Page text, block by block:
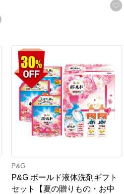
お気に入りに登録する
30F]
ット【夏の贈りもの・お中元】
P&G ボールド液体洗剤ギフト
P&G
P&G ボールド液体洗剤ギフト
セット【夏の贈りもの・お中